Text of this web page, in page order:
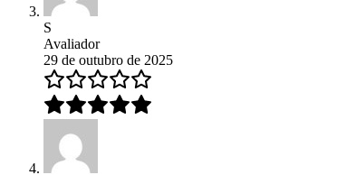
S
Avaliador
29 de outubro de 2025